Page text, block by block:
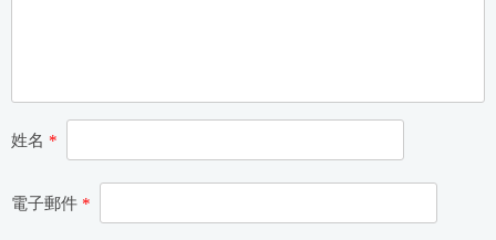
姓名 *
電子郵件 *